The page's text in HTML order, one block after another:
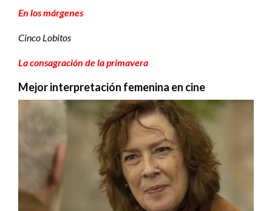
En los márgenes
Cinco Lobitos
La consagración de la primavera
Mejor interpretación femenina en cine